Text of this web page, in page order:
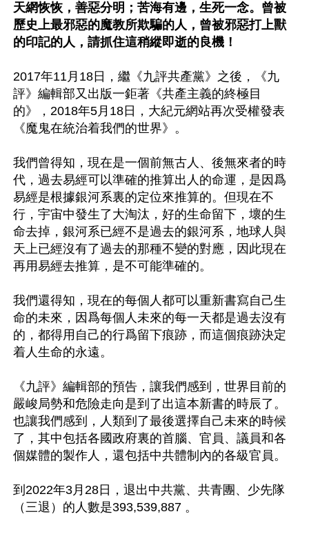
天網恢恢，善惡分明；苦海有邊，生死一念。曾被
歷史上最邪惡的魔教所欺騙的人，曾被邪惡打上獸
的印記的人，請抓住這稍縱即逝的良機！
2017年11月18日，繼《九評共產黨》之後，《九
評》編輯部又出版一鉅著《共產主義的終極目
的》，2018年5月18日，大紀元網站再次受權發表
《魔鬼在統治着我們的世界》。
我們曾得知，現在是一個前無古人、後無來者的時
代，過去易經可以準確的推算出人的命運，是因爲
易經是根據銀河系裏的定位來推算的。但現在不
行，宇宙中發生了大淘汰，好的生命留下，壞的生
命去掉，銀河系已經不是過去的銀河系，地球人與
天上已經沒有了過去的那種不變的對應，因此現在
再用易經去推算，是不可能準確的。
我們還得知，現在的每個人都可以重新書寫自己生
命的未來，因爲每個人未來的每一天都是過去沒有
的，都得用自己的行爲留下痕跡，而這個痕跡決定
着人生命的永遠。
《九評》編輯部的預告，讓我們感到，世界目前的
嚴峻局勢和危險走向是到了出這本新書的時辰了。
也讓我們感到，人類到了最後選擇自己未來的時候
了，其中包括各國政府裏的首腦、官員、議員和各
個媒體的製作人，還包括中共體制內的各級官員。
到2022年3月28日，退出中共黨、共青團、少先隊
（三退）的人數是393,539,887 。